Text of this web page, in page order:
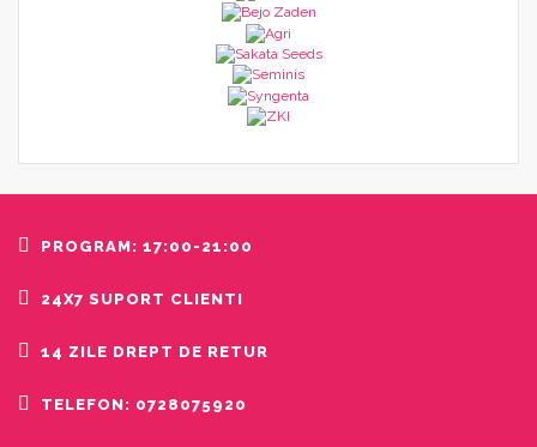
PROGRAM: 17:00-21:00
24X7 SUPORT CLIENTI
14 ZILE DREPT DE RETUR
TELEFON: 0728075920